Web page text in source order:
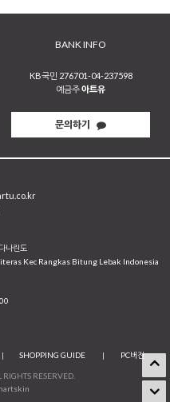
BANK INFO
KB국민 276701-04-237598
예금주아트유
문의하기
나린도
Kec Rangkas Bitung Lebak Indonesia
| SHOPPING GUIDE | PC버전
RESERVED.